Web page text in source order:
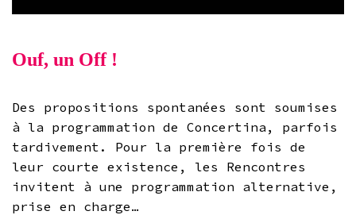
Ouf, un Off !
Des propositions spontanées sont soumises
à la programmation de Concertina, parfois
tardivement. Pour la première fois de
leur courte existence, les Rencontres
invitent à une programmation alternative,
prise en charge…